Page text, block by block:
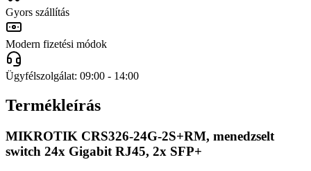
Gyors szállítás
Modern fizetési módok
Ügyfélszolgálat: 09:00 - 14:00
Termékleírás
MIKROTIK CRS326-24G-2S+RM, menedzselt
switch 24x Gigabit RJ45, 2x SFP+